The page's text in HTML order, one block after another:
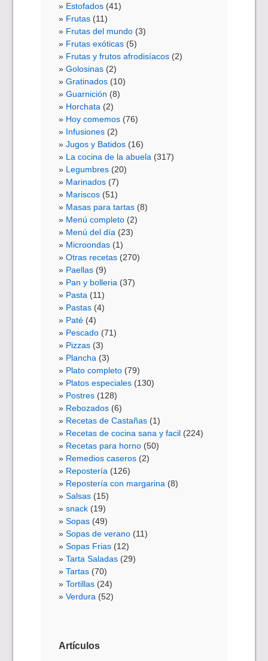
Estofados (41)
Frutas (11)
Frutas del mundo (3)
Frutas exóticas (5)
Frutas y frutos afrodisíacos (2)
Golosinas (2)
Gratinados (10)
Guarnición (8)
Horchata (2)
Hoy comemos (76)
Infusiones (2)
Jugos y Batidos (16)
La cocina de la abuela (317)
Legumbres (20)
Marinados (7)
Mariscos (51)
Masas para tartas (8)
Menú completo (2)
Menú del día (23)
Microondas (1)
Otras recetas (270)
Paellas (9)
Pan y bolleria (37)
Pasta (11)
Pastas (4)
Paté (4)
Pescado (71)
Pizzas (3)
Plancha (3)
Plato completo (79)
Platos especiales (130)
Postres (128)
Rebozados (6)
Recetas de Castañas (1)
Recetas de cocina sana y facil (224)
Recetas para horno (50)
Remedios caseros (2)
Repostería (126)
Repostería con margarina (8)
Salsas (15)
snack (19)
Sopas (49)
Sopas de verano (11)
Sopas Frias (12)
Tarta Saladas (29)
Tartas (70)
Tortillas (24)
Verdura (52)
Artículos